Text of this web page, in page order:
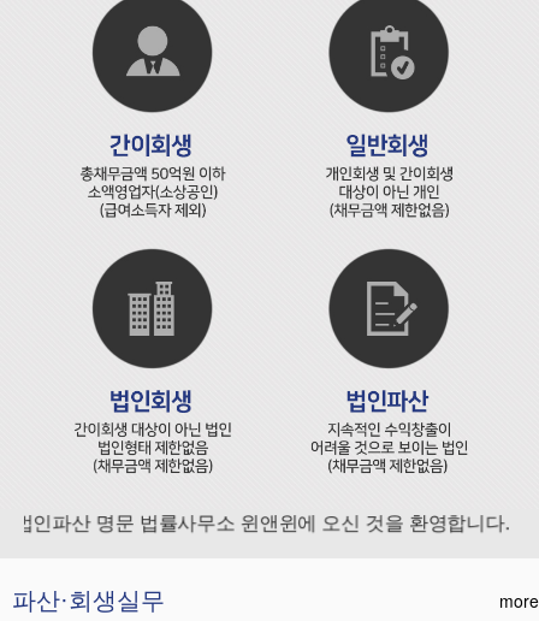
인파산 명문 법률사무소 윈앤윈에 오신 것을 환영합니다.
파산·회생실무 more